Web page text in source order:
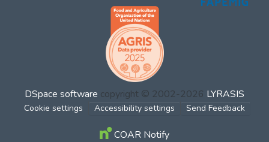
DSpace software copyright © 2002-2026 LYRASIS
Cookie settings Accessibility settings Send Feedback
COAR Notify